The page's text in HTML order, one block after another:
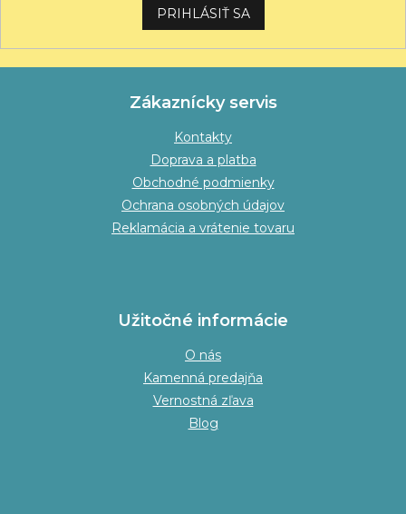
PRIHLÁSIŤ SA
Zákaznícky servis
Kontakty
Doprava a platba
Obchodné podmienky
Ochrana osobných údajov
Reklamácia a vrátenie tovaru
Užitočné informácie
O nás
Kamenná predajňa
Vernostná zľava
Blog